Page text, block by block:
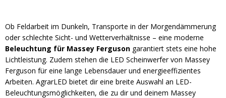
Ob Feldarbeit im Dunkeln, Transporte in der Morgendämmerung
oder schlechte Sicht- und Wetterverhältnisse – eine moderne
Beleuchtung für Massey Ferguson garantiert stets eine hohe
Lichtleistung. Zudem stehen die LED Scheinwerfer von Massey
Ferguson für eine lange Lebensdauer und energieeffizientes
Arbeiten. AgrarLED bietet dir eine breite Auswahl an LED-
Beleuchtungsmöglichkeiten, die zu dir und deinem Massey